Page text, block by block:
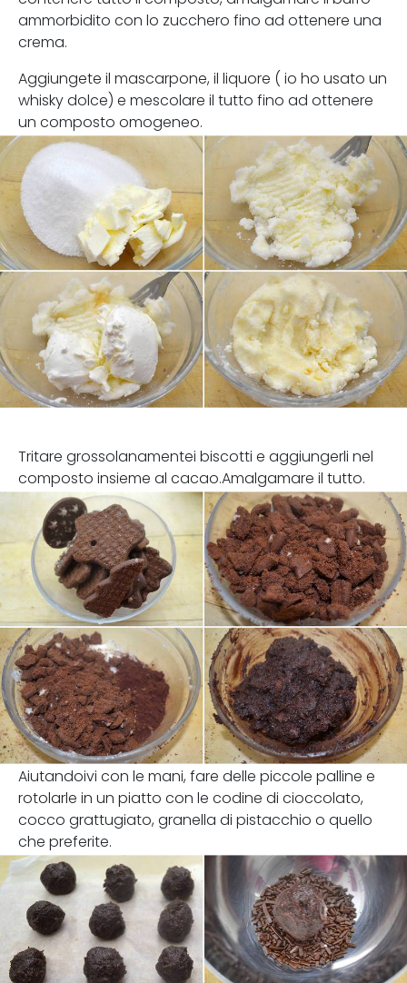
ammorbidito con lo zucchero fino ad ottenere una
crema.
Aggiungete il mascarpone, il liquore ( io ho usato un
whisky dolce) e mescolare il tutto fino ad ottenere
un composto omogeneo.
Tritare grossolanamentei biscotti e aggiungerli nel
composto insieme al cacao.Amalgamare il tutto.
Aiutandoivi con le mani, fare delle piccole palline e
rotolarle in un piatto con le codine di cioccolato,
cocco grattugiato, granella di pistacchio o quello
che preferite.